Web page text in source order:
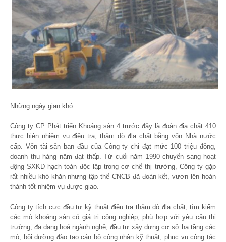
Những ngày gian khó
Công ty CP Phát triển Khoáng sản 4 trước đây là đoàn địa chất 410
thực hiện nhiệm vụ điều tra, thăm dò địa chất bằng vốn Nhà nước
cấp. Vốn tài sản ban đầu của Công ty chỉ đạt mức 100 triệu đồng,
doanh thu hàng năm đạt thấp. Từ cuối năm 1990 chuyển sang hoạt
động SXKD hạch toán độc lập trong cơ chế thị trường, Công ty gặp
rất nhiều khó khăn nhưng tập thể CNCB đã đoàn kết, vươn lên hoàn
thành tốt nhiệm vụ được giao.
Công ty tích cực đầu tư kỹ thuật điều tra thăm dò địa chất, tìm kiếm
các mỏ khoáng sản có giá trị công nghiệp, phù hợp với yêu cầu thị
trường, đa dạng hoá ngành nghề, đầu tư xây dựng cơ sở hạ tầng các
mỏ, bồi dưỡng đào tạo cán bộ công nhân kỹ thuật, phục vụ công tác